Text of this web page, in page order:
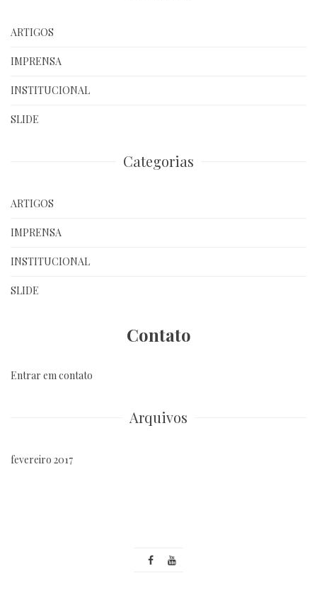
ARTIGOS
IMPRENSA
INSTITUCIONAL
SLIDE
Categorias
ARTIGOS
IMPRENSA
INSTITUCIONAL
SLIDE
Contato
Entrar em contato
Arquivos
fevereiro 2017